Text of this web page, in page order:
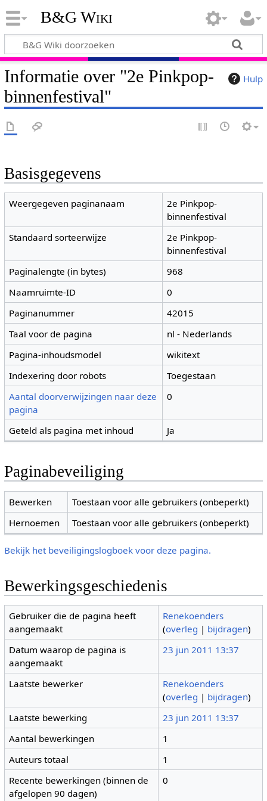
B&G Wiki
Hulp
Informatie over "2e Pinkpop-
binnenfestival"
Basisgegevens
Weergegeven paginanaam
2e Pinkpop-
binnenfestival
Standaard sorteerwijze
2e Pinkpop-
binnenfestival
Paginalengte (in bytes)
968
Naamruimte-ID
0
Paginanummer
42015
Taal voor de pagina
nl - Nederlands
Pagina-inhoudsmodel
wikitext
Indexering door robots
Toegestaan
Aantal doorverwijzingen naar deze
pagina
0
Geteld als pagina met inhoud Ja
Paginabeveiliging
Bewerken
Toestaan voor alle gebruikers (onbeperkt)
Hernoemen
Toestaan voor alle gebruikers (onbeperkt)
Bekijk het beveiligingslogboek voor deze pagina.
Bewerkingsgeschiedenis
Gebruiker die de pagina heeft
aangemaakt
Renekoenders
(overleg | bijdragen)
Datum waarop de pagina is
aangemaakt
23 jun 2011 13:37
Laatste bewerker
Renekoenders
(overleg | bijdragen)
Laatste bewerking
23 jun 2011 13:37
Aantal bewerkingen
1
Auteurs totaal
1
Recente bewerkingen (binnen de
afgelopen 90 dagen)
0